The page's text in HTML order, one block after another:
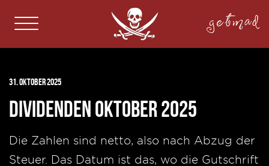
getmad
31. Oktober 2025
Dividenden Oktober 2025
Die Zahlen sind netto, also nach Abzug der
Steuer. Das Datum ist das, wo die Gutschrift